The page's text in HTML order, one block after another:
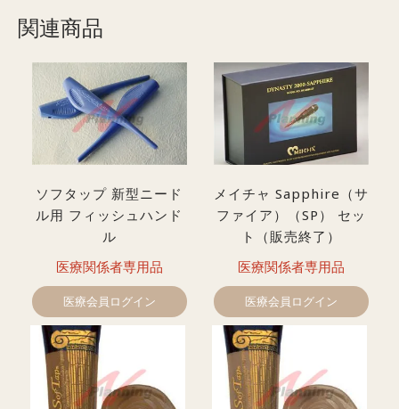
関連商品
ソフタップ 新型ニード
ル用 フィッシュハンド
ル
医療関係者専用品
医療会員ログイン
メイチャ Sapphire（サ
ファイア）（SP） セッ
ト（販売終了）
医療関係者専用品
医療会員ログイン